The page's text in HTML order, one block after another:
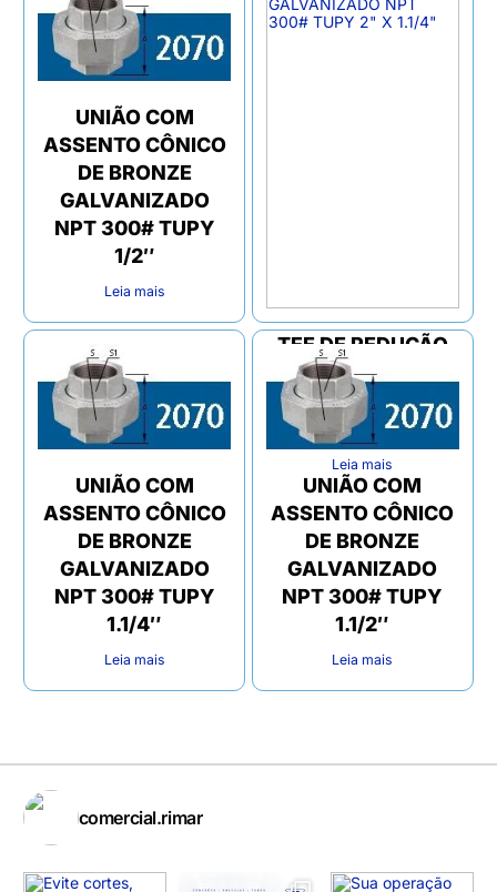
UNIÃO COM
ASSENTO CÔNICO
DE BRONZE
GALVANIZADO
NPT 300# TUPY
1/2″
Leia mais
TEE DE REDUÇÃO
GALVANIZADO
NPT 300# TUPY 2″
X 1.1/4″
Leia mais
UNIÃO COM
ASSENTO CÔNICO
DE BRONZE
GALVANIZADO
NPT 300# TUPY
1.1/4″
Leia mais
UNIÃO COM
ASSENTO CÔNICO
DE BRONZE
GALVANIZADO
NPT 300# TUPY
1.1/2″
Leia mais
comercial.rimar